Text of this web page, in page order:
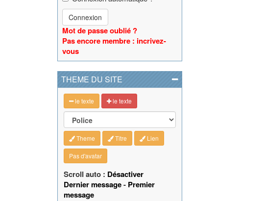
Connexion
Mot de passe oublié ?
Pas encore membre : incrivez-
vous
THEME DU SITE
le texte le texte
Theme Titre Lien
Pas d'avatar
Scroll auto : Désactiver
Dernier message- Premier
message